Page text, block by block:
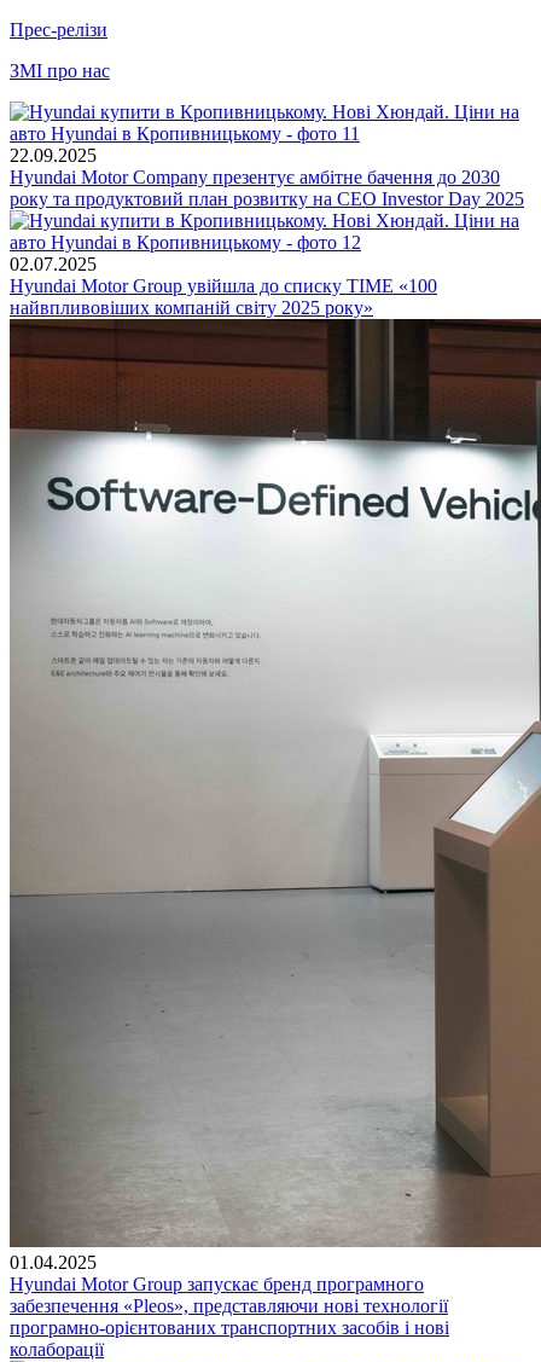
Прес-релізи
ЗМІ про нас
22.09.2025
Hyundai Motor Company презентує амбітне бачення до 2030
року та продуктовий план розвитку на CEO Investor Day 2025
02.07.2025
Hyundai Motor Group увійшла до списку TIME «100
найвпливовіших компаній світу 2025 року»
01.04.2025
Hyundai Motor Group запускає бренд програмного
забезпечення «Pleos», представляючи нові технології
програмно-орієнтованих транспортних засобів і нові
колаборації